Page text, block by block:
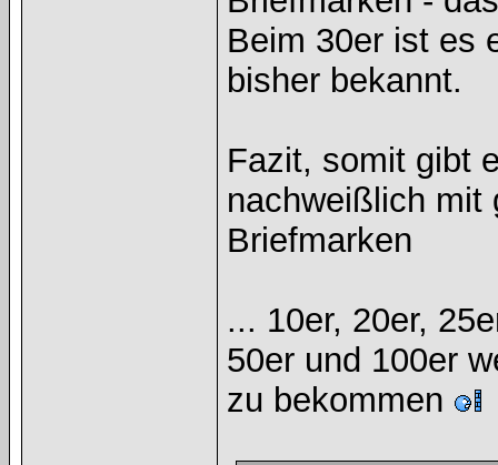
Beim 30er ist es
bisher bekannt.
Fazit, somit gibt
nachweißlich mit
Briefmarken
... 10er, 20er,
50er und 100er
zu bekommen